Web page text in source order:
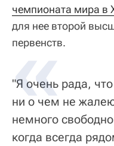
чемпионата мира в
для нее второй
первенств.
"Я очень рада,
ни о чем не
немного
когда всегда